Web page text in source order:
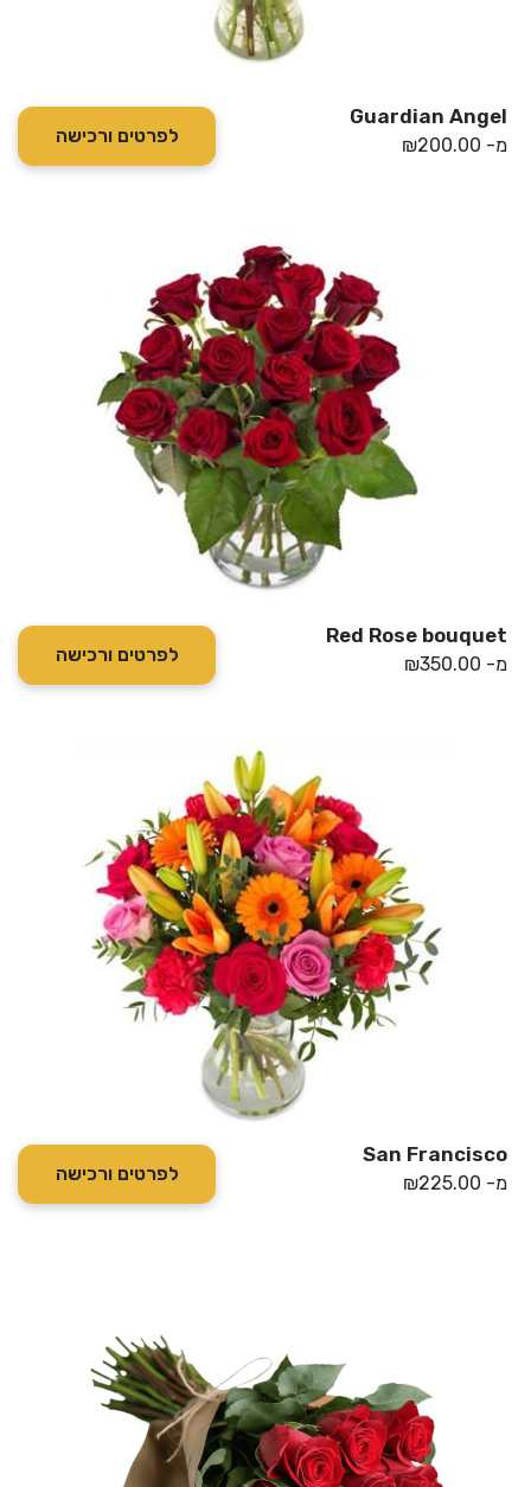
Guardian Angel
מ- ₪200.00 לפרטים ורכישה
Red Rose bouquet
מ- ₪350.00 לפרטים ורכישה
San Francisco
מ- ₪225.00 לפרטים ורכישה